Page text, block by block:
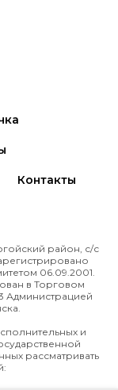
Контакты
район, с/с
06.09.2001.
в Торговом
Администрацией
и
рассматривать